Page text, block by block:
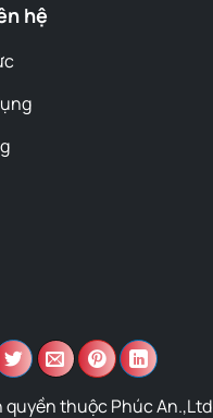
hệ
quyền thuộc Phúc An.,Ltd